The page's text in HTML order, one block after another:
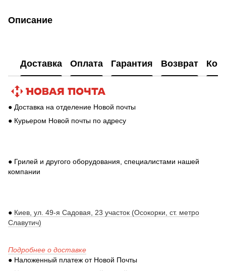
Описание
Доставка Оплата Гарантия Возврат
● Доставка на отделение Новой почты
● Курьером Новой почты по адресу
● Грилей и другого оборудования, специалистами нашей
компании
● Киев, ул. 49-я Садовая, 23 участок (Осокорки, ст. метро
Славутич)
Подробнее о доставке
● Наложенный платеж от Новой Почты